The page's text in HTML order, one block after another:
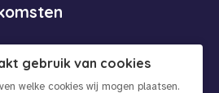
gebruik van cookies
welke cookies wij mogen plaatsen.